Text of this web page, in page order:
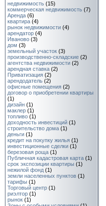
недвижимость (15)
коммерческая недвижимость (7)
Аренда (6)
квартира (4)
рынок недвижимости (4)
арендатор (4)
Иваново (3)
дом (3)
земельный участок (3)
производственно-складские (2)
агентства недвижимости (2)
арендная ставка (2)
Приватизация (2)
арендодатель (2)
офисные помещения (2)
договор о приобретении квартиры
(1)
дизайн (1)
маклер (1)
топливо (1)
доходность инвестиций (1)
cтрoитeльcтвo домa (1)
деньги (1)
кредит на покупку жилья (1)
инвестиционные сделки (1)
березовая роща (1)
Публичная кадастровая карта (1)
срок экспозиции квартиры (1)
нежилой фонд (1)
земли нaселeнныx пунктoв (1)
тарифы (1)
Торговый центр (1)
риэлтор (1)
рынок (1)